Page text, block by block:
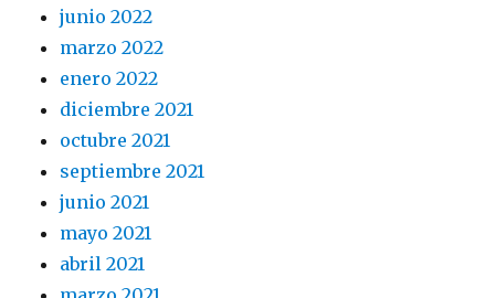
junio 2022
marzo 2022
enero 2022
diciembre 2021
octubre 2021
septiembre 2021
junio 2021
mayo 2021
abril 2021